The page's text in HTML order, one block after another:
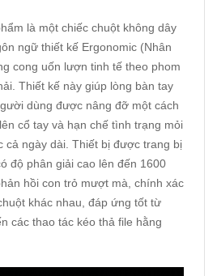
là một chiếc chuột không dây
ngữ thiết kế Ergonomic (Nhân
cong uốn lượn tinh tế theo phom
Thiết kế này giúp lòng bàn tay
dùng được nâng đỡ một cách
cổ tay và hạn chế tình trạng mỏi
cả ngày dài. Thiết bị được trang bị
độ phân giải cao lên đến 1600
hồi con trỏ mượt mà, chính xác
khác nhau, đáp ứng tốt từ
các thao tác kéo thả file hằng